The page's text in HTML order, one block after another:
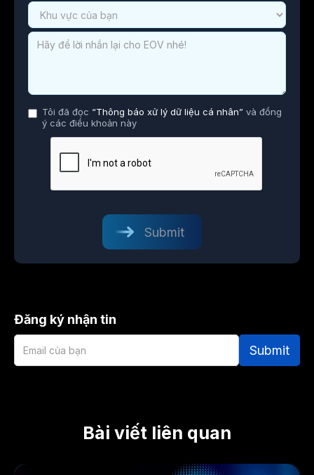
Tôi đã đọc “Thông báo xử lý dữ liệu cá nhân” và đồng
ý các điều khoản này
Đăng ký nhận tin
Bài viết liên quan